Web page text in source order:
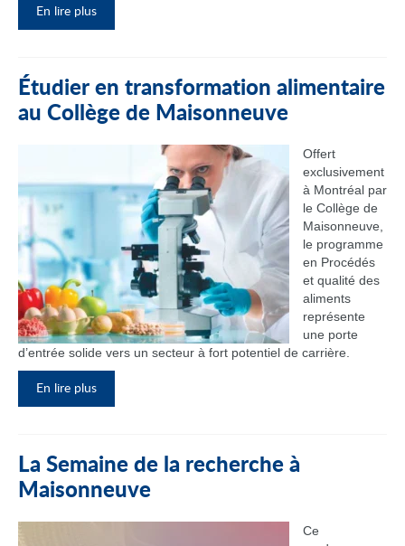
En lire plus
Étudier en transformation alimentaire
au Collège de Maisonneuve
Offert
exclusivement
à Montréal par
le Collège de
Maisonneuve,
le programme
en Procédés
et qualité des
aliments
représente
une porte
d’entrée solide vers un secteur à fort potentiel de carrière.
En lire plus
La Semaine de la recherche à
Maisonneuve
Ce